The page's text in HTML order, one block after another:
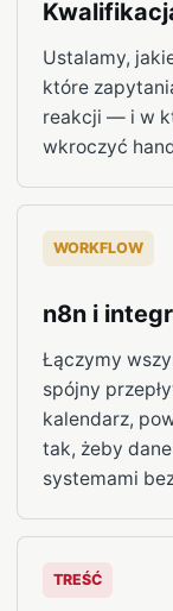
Ustalamy,
które
reakcji — i w
wkroczyć
WORKFLOW
n8n i
Łączymy
spójny
kalendarz,
tak, żeby
systemami
TREŚĆ